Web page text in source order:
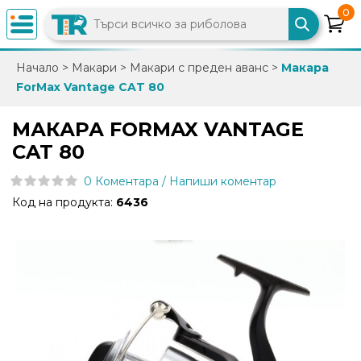
×
0882
086
info@trfish.com
0
Начало > Макари > Макари с преден аванс > Макара
ForMax Vantage CAT 80
МАКАРА FORMAX VANTAGE
CAT 80
0 Коментара / Напиши коментар
Код на продукта: 6436